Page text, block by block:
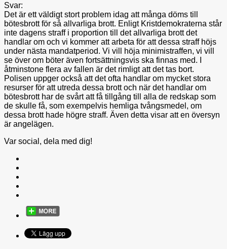
Svar:
Det är ett väldigt stort problem idag att många döms till
bötesbrott för så allvarliga brott. Enligt Kristdemokraterna står
inte dagens straff i proportion till det allvarliga brott det
handlar om och vi kommer att arbeta för att dessa straff höjs
under nästa mandatperiod. Vi vill höja minimistraffen, vi vill
se över om böter även fortsättningsvis ska finnas med. I
åtminstone flera av fallen är det rimligt att det tas bort.
Polisen uppger också att det ofta handlar om mycket stora
resurser för att utreda dessa brott och när det handlar om
bötesbrott har de svårt att få tillgång till alla de redskap som
de skulle få, som exempelvis hemliga tvångsmedel, om
dessa brott hade högre straff. Även detta visar att en översyn
är angelägen.
Var social, dela med dig!